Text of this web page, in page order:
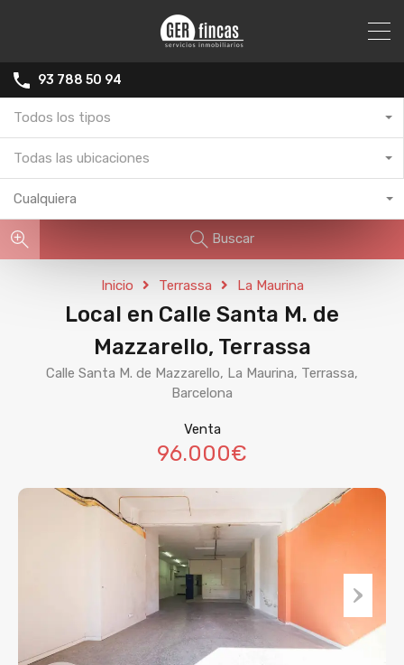
93 788 50 94
Todos los tipos
Todas las ubicaciones
Cualquiera
Buscar
Inicio Terrassa La Maurina
Local en Calle Santa M. de
Mazzarello, Terrassa
Calle Santa M. de Mazzarello, La Maurina, Terrassa,
Barcelona
Venta
96.000€